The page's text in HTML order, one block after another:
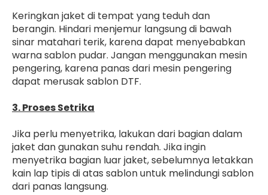
Keringkan jaket di tempat yang teduh dan
berangin. Hindari menjemur langsung di bawah
sinar matahari terik, karena dapat menyebabkan
warna sablon pudar. Jangan menggunakan mesin
pengering, karena panas dari mesin pengering
dapat merusak sablon DTF.
3. Proses Setrika
Jika perlu menyetrika, lakukan dari bagian dalam
jaket dan gunakan suhu rendah. Jika ingin
menyetrika bagian luar jaket, sebelumnya letakkan
kain lap tipis di atas sablon untuk melindungi sablon
dari panas langsung.